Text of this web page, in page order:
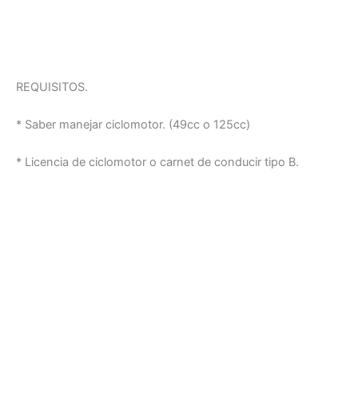
REQUISITOS.
* Saber manejar ciclomotor. (49cc o 125cc)
* Licencia de ciclomotor o carnet de conducir tipo B.